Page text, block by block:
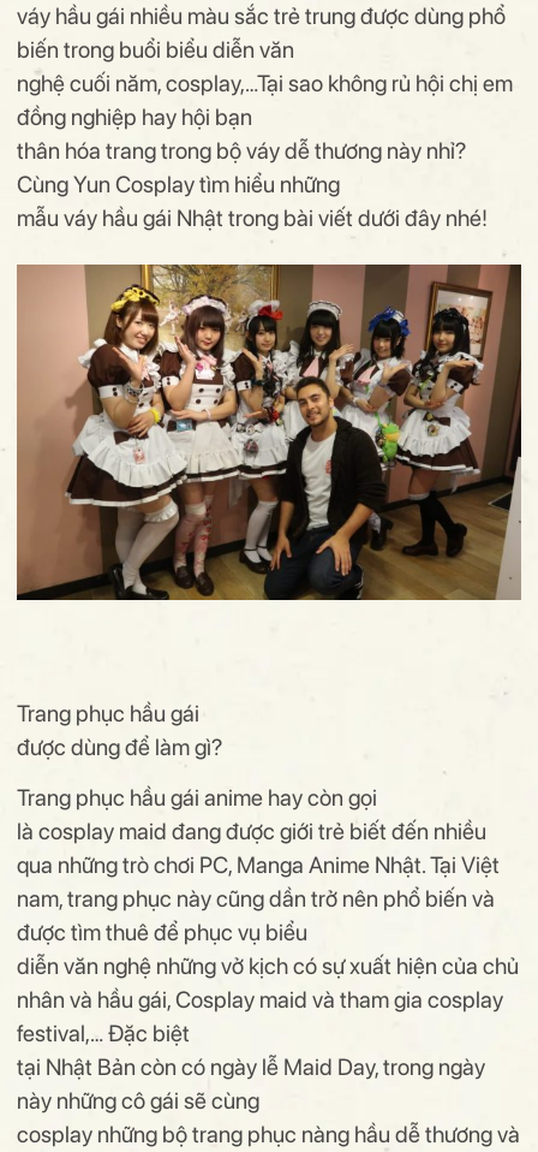
váy hầu gái nhiều màu sắc trẻ trung được dùng phổ
biến trong buổi biểu diễn văn
nghệ cuối năm, cosplay,…Tại sao không rủ hội chị em
đồng nghiệp hay hội bạn
thân hóa trang trong bộ váy dễ thương này nhỉ?
Cùng Yun Cosplay tìm hiểu những
mẫu váy hầu gái Nhật trong bài viết dưới đây nhé!
Trang phục hầu gái
được dùng để làm gì?
Trang phục hầu gái anime hay còn gọi
là cosplay maidđang được giới trẻ biết đến nhiều
qua những trò chơi PC, Manga Anime Nhật. Tại Việt
nam, trang phục này cũng dần trở nên phổ biến và
được tìm thuê để phục vụ biểu
diễn văn nghệ những vở kịch có sự xuất hiện của chủ
nhân và hầu gái, Cosplay maid và tham gia cosplay
festival,…Đặc biệt
tại Nhật Bản còn có ngày lễ Maid Day, trong ngày
này những cô gái sẽ cùng
cosplay những bộ trang phục nàng hầu dễ thương và